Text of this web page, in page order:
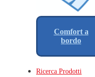
Comfort a
bordo
Ricerca Prodotti